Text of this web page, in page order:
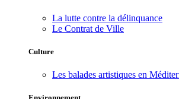
La lutte contre la délinquance
Le Contrat de Ville
Culture
Les balades artistiques en